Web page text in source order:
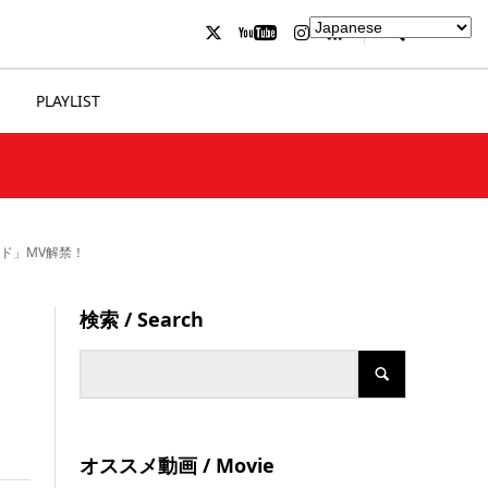
PLAYLIST
」MV解禁！
検索 / Search
オススメ動画 / Movie